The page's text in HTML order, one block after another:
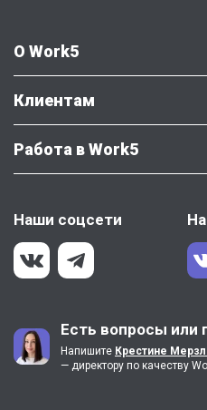
О Work5
Клиентам
Работа в Work5
Наши соцсети
Есть вопросы или
Напишите Крестине
— директору по качеству